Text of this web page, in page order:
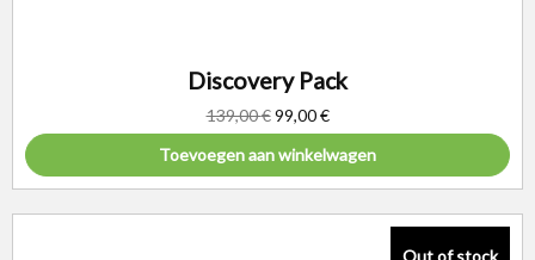
Discovery Pack
139,00€ 99,00€
Toevoegen aan winkelwagen